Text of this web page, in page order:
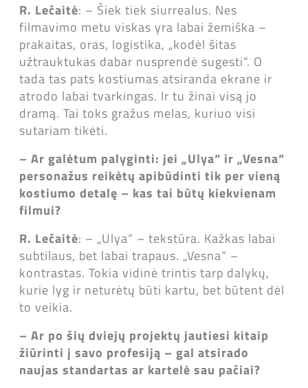
R. Lečaitė: – Šiek tiek siurrealus. Nes
filmavimo metu viskas yra labai žemiška –
prakaitas, oras, logistika, „kodėl šitas
užtrauktukas dabar nusprendė sugesti“. O
tada tas pats kostiumas atsiranda ekrane ir
atrodo labai tvarkingas. Ir tu žinai visą jo
dramą. Tai toks gražus melas, kuriuo visi
sutariam tikėti.
– Ar galėtum palyginti: jei „Ulya“ ir „Vesna“
personažus reikėtų apibūdinti tik per vieną
kostiumo detalę – kas tai būtų kiekvienam
filmui?
R. Lečaitė: – „Ulya“ – tekstūra. Kažkas labai
subtilaus, bet labai trapaus. „Vesna“ –
kontrastas. Tokia vidinė trintis tarp dalykų,
kurie lyg ir neturėtų būti kartu, bet būtent dėl
to veikia.
– Ar po šių dviejų projektų jautiesi kitaip
žiūrinti į savo profesiją – gal atsirado
naujas standartas ar kartelė sau pačiai?